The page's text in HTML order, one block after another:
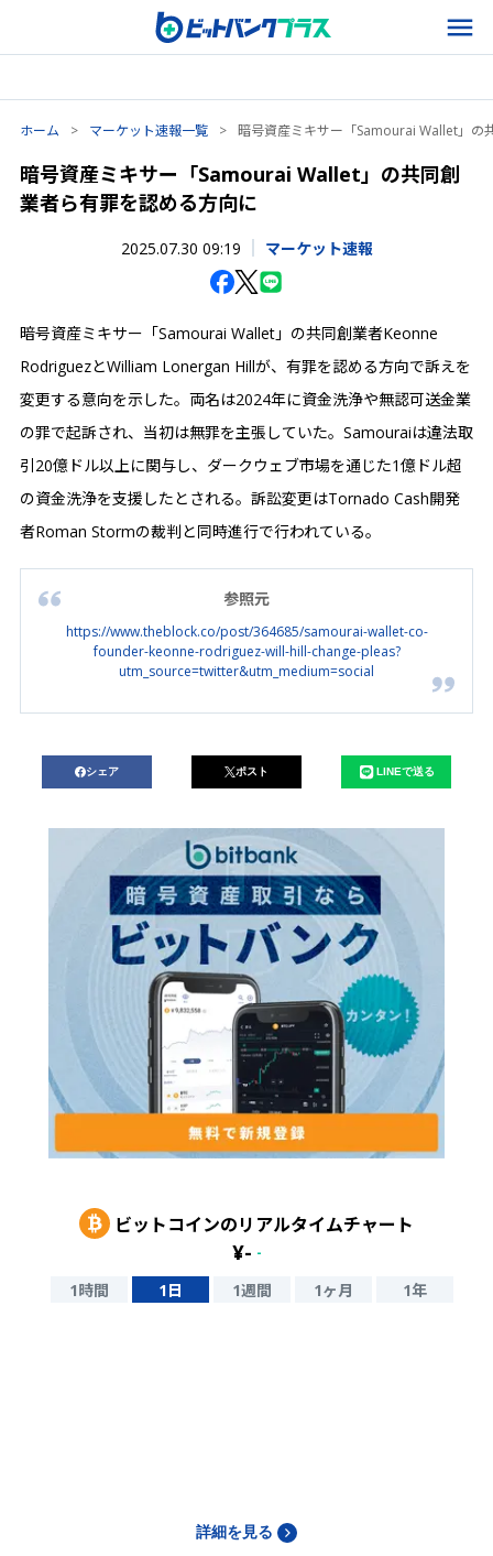
ホーム > マーケット速報一覧 > 暗号資産ミキサー「Samourai Wallet」の
暗号資産ミキサー「Samourai Wallet」の共同創
業者ら有罪を認める方向に
2025.07.30 09:19 マーケット速報
暗号資産ミキサー「Samourai Wallet」の共同創業者Keonne
RodriguezとWilliam Lonergan Hillが、有罪を認める方向で訴えを
変更する意向を示した。両名は2024年に資金洗浄や無認可送金業
の罪で起訴され、当初は無罪を主張していた。Samouraiは違法取
引20億ドル以上に関与し、ダークウェブ市場を通じた1億ドル超
の資金洗浄を支援したとされる。訴訟変更はTornado Cash開発
者Roman Stormの裁判と同時進行で行われている。
参照元
https://www.theblock.co/post/364685/samourai-wallet-co-
founder-keonne-rodriguez-will-hill-change-pleas?
utm_source=twitter&utm_medium=social
シェア ポスト LINEで送る
ビットコインのリアルタイムチャート
¥- -
1時間 1日 1週間 1ヶ月 1年
詳細を見る